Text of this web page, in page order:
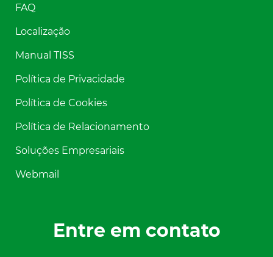
FAQ
Localização
Manual TISS
Política de Privacidade
Política de Cookies
Política de Relacionamento
Soluções Empresariais
Webmail
Entre em contato